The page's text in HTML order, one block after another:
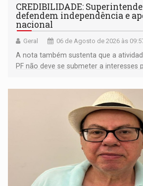
CREDIBILIDADE:
defendem independência e
nacional
Geral 06 de Agosto de 2026 às
A nota também sustenta que a
PF não deve se submeter a interesses